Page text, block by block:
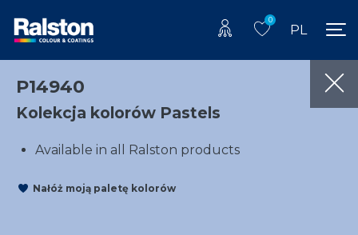
0
PL
P14940
Kolekcja kolorów Pastels
Available in all Ralston products
Nałóż moją paletę kolorów